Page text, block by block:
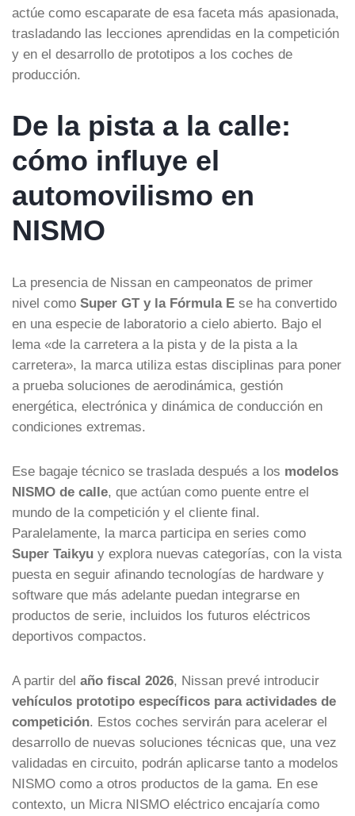
actúe como escaparate de esa faceta más apasionada,
trasladando las lecciones aprendidas en la competición
y en el desarrollo de prototipos a los coches de
producción.
De la pista a la calle:
cómo influye el
automovilismo en
NISMO
La presencia de Nissan en campeonatos de primer
nivel como Super GT y la Fórmula E se ha convertido
en una especie de laboratorio a cielo abierto. Bajo el
lema «de la carretera a la pista y de la pista a la
carretera», la marca utiliza estas disciplinas para poner
a prueba soluciones de aerodinámica, gestión
energética, electrónica y dinámica de conducción en
condiciones extremas.
Ese bagaje técnico se traslada después a los modelos
NISMO de calle, que actúan como puente entre el
mundo de la competición y el cliente final.
Paralelamente, la marca participa en series como
Super Taikyu y explora nuevas categorías, con la vista
puesta en seguir afinando tecnologías de hardware y
software que más adelante puedan integrarse en
productos de serie, incluidos los futuros eléctricos
deportivos compactos.
A partir del año fiscal 2026, Nissan prevé introducir
vehículos prototipo específicos para actividades de
competición. Estos coches servirán para acelerar el
desarrollo de nuevas soluciones técnicas que, una vez
validadas en circuito, podrán aplicarse tanto a modelos
NISMO como a otros productos de la gama. En ese
contexto, un Micra NISMO eléctrico encajaría como